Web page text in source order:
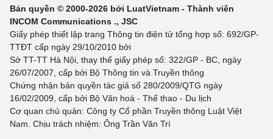
Bản quyền © 2000-2026 bởi LuatVietnam - Thành viên
INCOM Communications ., JSC
Giấy phép thiết lập trang Thông tin điện tử tổng hợp số: 692/GP-
TTĐT cấp ngày 29/10/2010 bởi
Sở TT-TT Hà Nội, thay thế giấy phép số: 322/GP - BC, ngày
26/07/2007, cấp bởi Bộ Thông tin và Truyền thông
Chứng nhận bản quyền tác giả số 280/2009/QTG ngày
16/02/2009, cấp bởi Bộ Văn hoá - Thể thao - Du lịch
Cơ quan chủ quản: Công ty Cổ phần Truyền thông Luật Việt
Nam. Chịu trách nhiệm: Ông Trần Văn Trí